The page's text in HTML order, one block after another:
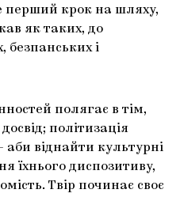
перший крок на шляху,
як таких, до
безпанських і
полягає в тім,
політизація
віднайти культурні
їхнього диспозитиву,
Твір починає своє